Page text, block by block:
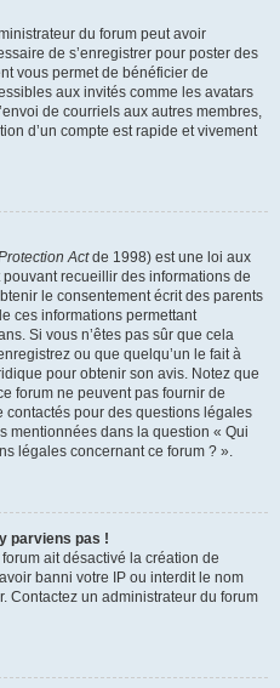
du forum peut avoir
de s’enregistrer pour poster des
vous permet de bénéficier de
aux invités comme les avatars
de courriels aux autres membres,
d’un compte est rapide et vivement
Actde 1998) est une loi aux
recueillir des informations de
le consentement écrit des parents
ces informations permettant
Si vous n’êtes pas sûr que cela
ou que quelqu’un le fait à
pour obtenir son avis. Notez que
forum ne peuvent pas fournir de
pour des questions légales
mentionnées dans la question « Qui
légales concernant ce forum ? ».
parviens pas !
ait désactivé la création de
banni votre IP ou interdit le nom
Contactez un administrateur du forum